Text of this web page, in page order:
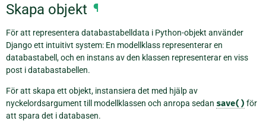
Skapa objekt ¶
För att representera databastabelldata i Python-objekt använder
Django ett intuitivt system: En modellklass representerar en
databastabell, och en instans av den klassen representerar en viss
post i databastabellen.
För att skapa ett objekt, instansiera det med hjälp av
nyckelordsargument till modellklassen och anropa sedan save() för
att spara det i databasen.